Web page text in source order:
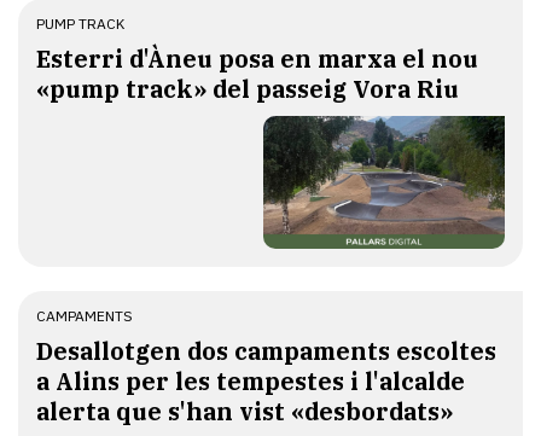
PUMP TRACK
Esterri d'Àneu posa en marxa el nou
«pump track» del passeig Vora Riu
CAMPAMENTS
​Desallotgen dos campaments escoltes
a Alins per les tempestes i l'alcalde
alerta que s'han vist «desbordats»